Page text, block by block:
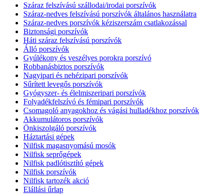
Száraz felszívású szállodai/irodai porszívók
Száraz-nedves felszívású porszívók általános használatra
Száraz-nedves porszívók kéziszerszám csatlakozással
Biztonsági porszívók
Háti száraz felszívású porszívók
Álló porszívók
Gyúlékony és veszélyes porokra porszívó
Robbanásbiztos porszívók
Nagyipari és nehézipari porszívók
Sűrített levegős porszívók
Gyógyszer- és élelmiszeripari porszívók
Folyadékfelszívó és fémipari porszívók
Csomagoló anyagokhoz és vágási hulladékhoz porszívók
Akkumulátoros porszívók
Önkiszolgáló porszívók
Háztartási gépek
Nilfisk magasnyomású mosók
Nilfisk seprőgépek
Nilfisk padlótisztító gépek
Nilfisk porszívók
Nilfisk tartozék akció
Elállási űrlap